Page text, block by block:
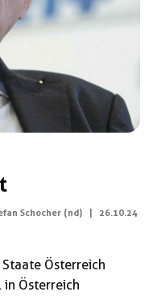
Schocher (nd) | 26.10.24
Österreich
in Österreich